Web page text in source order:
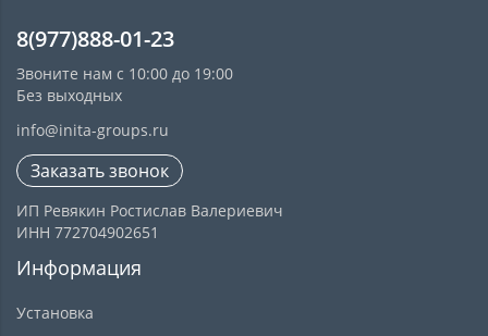
8(977)888-01-23
Звоните нам с 10:00 до 19:00
Без выходных
info@inita-groups.ru
Заказать звонок
ИП Ревякин Ростислав Валериевич
ИНН 772704902651
Информация
Установка